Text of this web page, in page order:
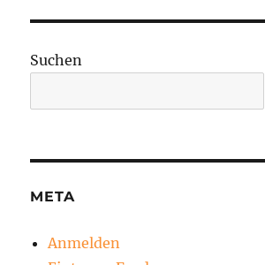
Suchen
META
Anmelden